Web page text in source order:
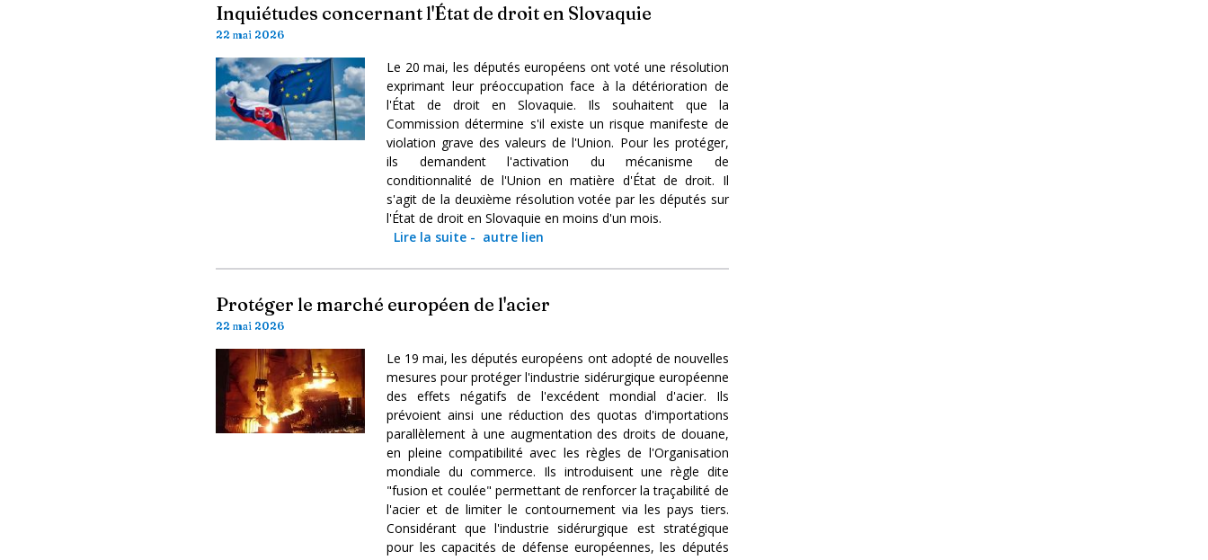
Inquiétudes concernant l'État de droit en Slovaquie
22 mai 2026
Le 20 mai, les députés européens ont voté une résolution
exprimant leur préoccupation face à la détérioration de
l'État de droit en Slovaquie. Ils souhaitent que la
Commission détermine s'il existe un risque manifeste de
violation grave des valeurs de l'Union. Pour les protéger,
ils demandent l'activation du mécanisme de
conditionnalité de l'Union en matière d'État de droit. Il
s'agit de la deuxième résolution votée par les députés sur
l'État de droit en Slovaquie en moins d'un mois.
Lire la suite - autre lien
Protéger le marché européen de l'acier
22 mai 2026
Le 19 mai, les députés européens ont adopté de nouvelles
mesures pour protéger l'industrie sidérurgique européenne
des effets négatifs de l'excédent mondial d'acier. Ils
prévoient ainsi une réduction des quotas d'importations
parallèlement à une augmentation des droits de douane,
en pleine compatibilité avec les règles de l'Organisation
mondiale du commerce. Ils introduisent une règle dite
"fusion et coulée" permettant de renforcer la traçabilité de
l'acier et de limiter le contournement via les pays tiers.
Considérant que l'industrie sidérurgique est stratégique
pour les capacités de défense européennes, les députés